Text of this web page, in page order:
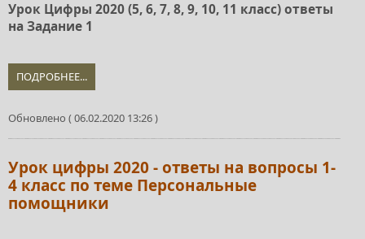
Урок Цифры 2020 (5, 6, 7, 8, 9, 10, 11 класс) ответы
на Задание 1
ПОДРОБНЕЕ...
Обновлено ( 06.02.2020 13:26 )
Урок цифры 2020 - ответы на вопросы 1-
4 класс по теме Персональные
помощники